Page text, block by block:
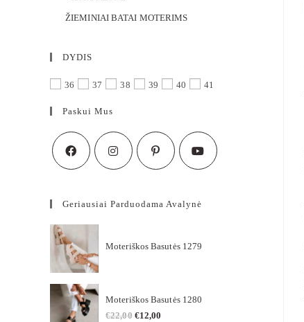
ŽIEMINIAI BATAI MOTERIMS
DYDIS
36 37 38 39 40 41
Paskui Mus
Geriausiai Parduodama Avalynė
Moteriškos Basutės 1279
Moteriškos Basutės 1280
€22,00 €12,00